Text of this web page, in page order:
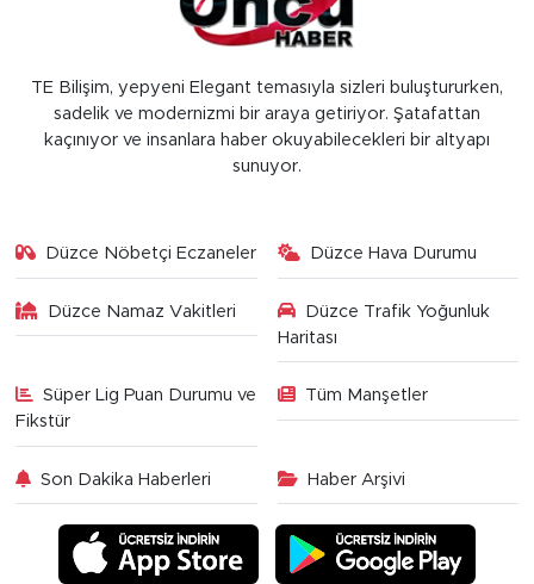
TE Bilişim, yepyeni Elegant temasıyla sizleri buluştururken,
sadelik ve modernizmi bir araya getiriyor. Şatafattan
kaçınıyor ve insanlara haber okuyabilecekleri bir altyapı
sunuyor.
Düzce Nöbetçi Eczaneler Düzce Hava Durumu
Düzce Namaz Vakitleri
Düzce Trafik Yoğunluk
Haritası
Süper Lig Puan Durumu ve
Fikstür
Tüm Manşetler
Son Dakika Haberleri Haber Arşivi